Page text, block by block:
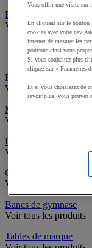
Electroménager,
Voir tous les produits
Mobilier de
Arts de la table
Revêtements de sols
Voir tous les produits
Mâts, Cordes à grimper
Voir tous les produits
Espaliers
Voir tous les produits
Gradins, Tribunes
Voir tous les produits
Bancs de gymnase
Voir tous les produits
Tables de marque
Vous offrir une visite
En cliquant sur le bouton
cookies avec votre
internet de mesurer les
pouvons ainsi vous
Si vous souhaitez plus
cliquez sur « Paramètres
Et si vous choisissez de
savoir plus, vous pouvez